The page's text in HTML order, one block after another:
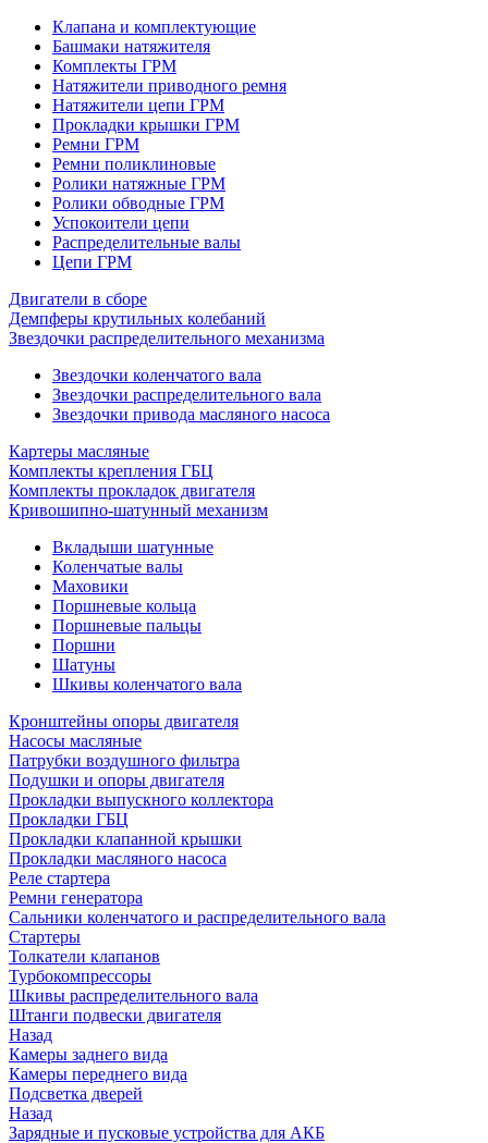
Клапана и комплектующие
Башмаки натяжителя
Комплекты ГРМ
Натяжители приводного ремня
Натяжители цепи ГРМ
Прокладки крышки ГРМ
Ремни ГРМ
Ремни поликлиновые
Ролики натяжные ГРМ
Ролики обводные ГРМ
Успокоители цепи
Распределительные валы
Цепи ГРМ
Двигатели в сборе
Демпферы крутильных колебаний
Звездочки распределительного механизма
Звездочки коленчатого вала
Звездочки распределительного вала
Звездочки привода масляного насоса
Картеры масляные
Комплекты крепления ГБЦ
Комплекты прокладок двигателя
Кривошипно-шатунный механизм
Вкладыши шатунные
Коленчатые валы
Маховики
Поршневые кольца
Поршневые пальцы
Поршни
Шатуны
Шкивы коленчатого вала
Кронштейны опоры двигателя
Насосы масляные
Патрубки воздушного фильтра
Подушки и опоры двигателя
Прокладки выпускного коллектора
Прокладки ГБЦ
Прокладки клапанной крышки
Прокладки масляного насоса
Реле стартера
Ремни генератора
Сальники коленчатого и распределительного вала
Стартеры
Толкатели клапанов
Турбокомпрессоры
Шкивы распределительного вала
Штанги подвески двигателя
Назад
Камеры заднего вида
Камеры переднего вида
Подсветка дверей
Назад
Зарядные и пусковые устройства для АКБ